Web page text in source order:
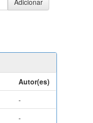
Autor(es)
-
-